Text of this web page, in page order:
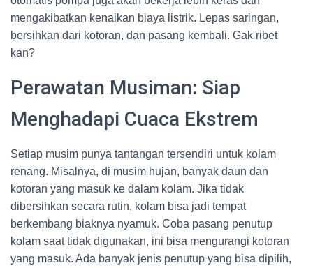
mengakibatkan kenaikan biaya listrik. Lepas saringan,
bersihkan dari kotoran, dan pasang kembali. Gak ribet
kan?
Perawatan Musiman: Siap
Menghadapi Cuaca Ekstrem
Setiap musim punya tantangan tersendiri untuk kolam
renang. Misalnya, di musim hujan, banyak daun dan
kotoran yang masuk ke dalam kolam. Jika tidak
dibersihkan secara rutin, kolam bisa jadi tempat
berkembang biaknya nyamuk. Coba pasang penutup
kolam saat tidak digunakan, ini bisa mengurangi kotoran
yang masuk. Ada banyak jenis penutup yang bisa dipilih,